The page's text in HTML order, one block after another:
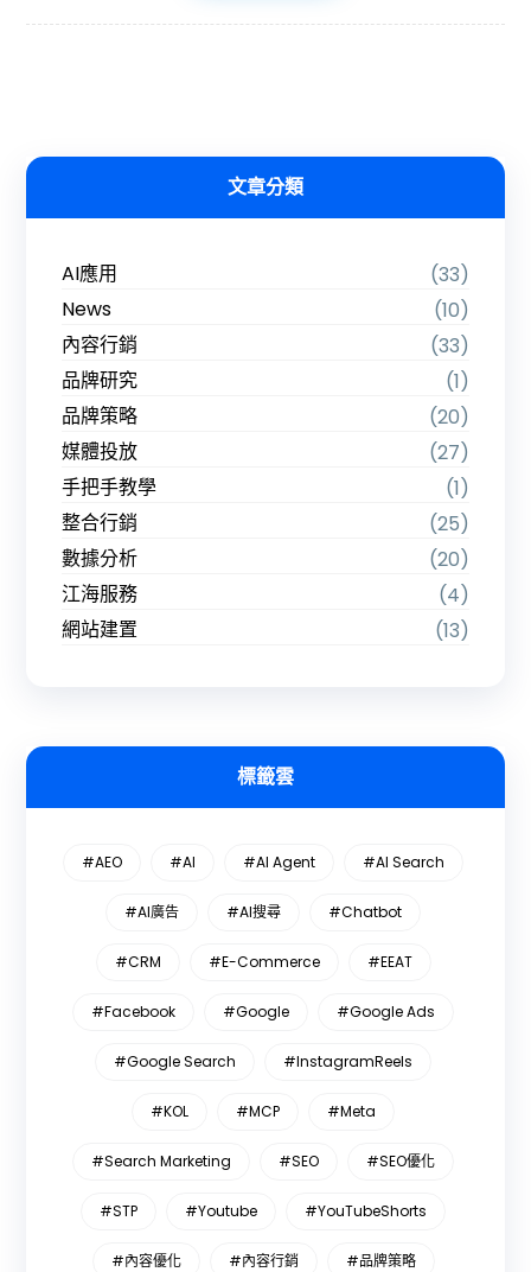
文章分類
AI應用
(33)
News
(10)
內容行銷
(33)
品牌研究
(1)
品牌策略
(20)
媒體投放
(27)
手把手教學
(1)
整合行銷
(25)
數據分析
(20)
江海服務
(4)
網站建置
(13)
標籤雲
#AEO #AI #AI Agent #AI Search
#AI廣告 #AI搜尋 #Chatbot
#CRM #E-Commerce #EEAT
#Facebook #Google #Google Ads
#Google Search #InstagramReels
#KOL #MCP #Meta
#Search Marketing #SEO #SEO優化
#STP #Youtube #YouTubeShorts
#內容優化 #內容行銷 #品牌策略